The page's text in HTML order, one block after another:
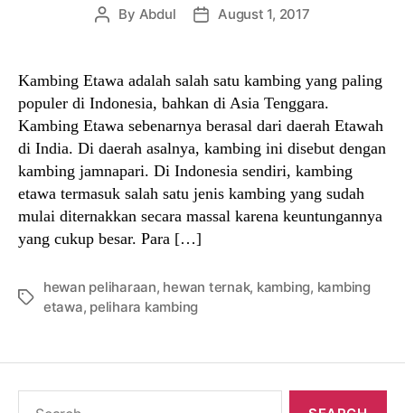
Post
By Abdul
PostAugust 1, 2017
Kambing Etawa adalah salah satu kambing yang paling
populer di Indonesia, bahkan di Asia Tenggara.
Kambing Etawa sebenarnya berasal dari daerah Etawah
di India. Di daerah asalnya, kambing ini disebut dengan
kambing jamnapari. Di Indonesia sendiri, kambing
etawa termasuk salah satu jenis kambing yang sudah
mulai diternakkan secara massal karena keuntungannya
yang cukup besar. Para […]
Tags
hewan peliharaan, hewan ternak, kambing, kambing
etawa, pelihara kambing